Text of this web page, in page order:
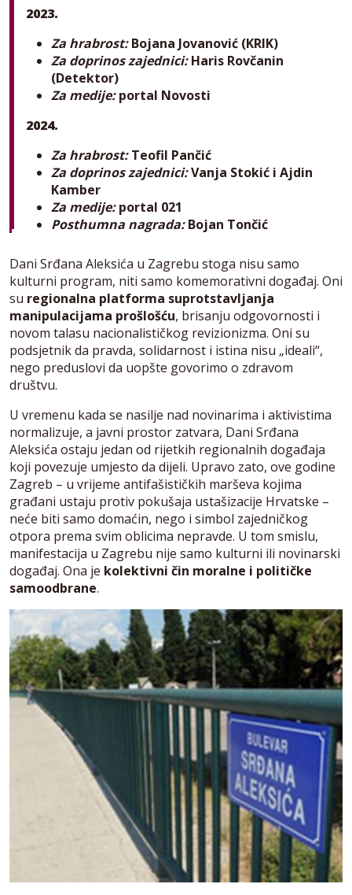
2023.
Za hrabrost:Bojana Jovanović (KRIK)
Za doprinos zajednici:Haris Rovčanin
(Detektor)
Za medije:portal Novosti
2024.
Za hrabrost:Teofil Pančić
Za doprinos zajednici:Vanja Stokić i Ajdin
Kamber
Za medije:portal 021
Posthumna nagrada:Bojan Tončić
Dani Srđana Aleksića u Zagrebu stoga nisu samo
kulturni program, niti samo komemorativni događaj. Oni
su regionalna platforma suprotstavljanja
manipulacijama prošlošću, brisanju odgovornosti i
novom talasu nacionalističkog revizionizma. Oni su
podsjetnik da pravda, solidarnost i istina nisu „ideali“,
nego preduslovi da uopšte govorimo o zdravom
društvu.
U vremenu kada se nasilje nad novinarima i aktivistima
normalizuje, a javni prostor zatvara, Dani Srđana
Aleksića ostaju jedan od rijetkih regionalnih događaja
koji povezuje umjesto da dijeli. Upravo zato, ove godine
Zagreb – u vrijeme antifašističkih marševa kojima
građani ustaju protiv pokušaja ustašizacije Hrvatske –
neće biti samo domaćin, nego i simbol zajedničkog
otpora prema svim oblicima nepravde. U tom smislu,
manifestacija u Zagrebu nije samo kulturni ili novinarski
događaj. Ona je kolektivni čin moralne i političke
samoodbrane.